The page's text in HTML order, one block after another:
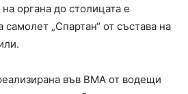
органа до столицата е
„Спартан“ от състава на
във ВМА от водещи